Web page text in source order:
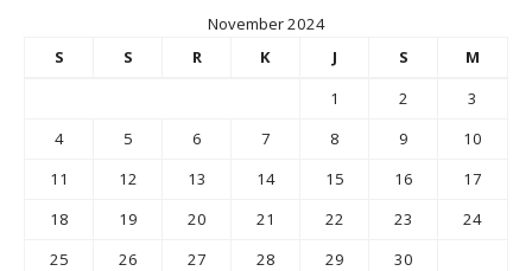
November 2024
S
S R K J S
M
1
2
3
4
5 6 7 8 9
10
11
12 13 14 15 16
17
18
19 20 21 22 23
24
25
26 27 28 29 30